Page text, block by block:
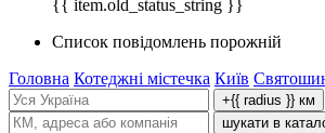
{{ item.old_status_string }}
Список повідомлень порожній
Головна Котеджні містечка Київ
+{{ radius }} км
шукати в